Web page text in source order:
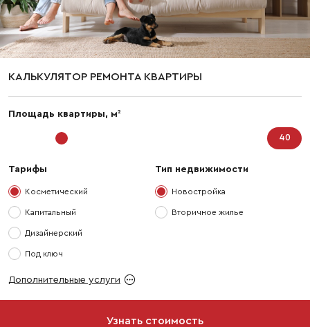
КАЛЬКУЛЯТОР РЕМОНТА КВАРТИРЫ
Площадь квартиры, м2
Тарифы
Косметический
Капитальный
Дизайнерский
Под ключ
Тип недвижимости
Новостройка
Вторичное жилье
Дополнительные услуги
Узнать стоимость